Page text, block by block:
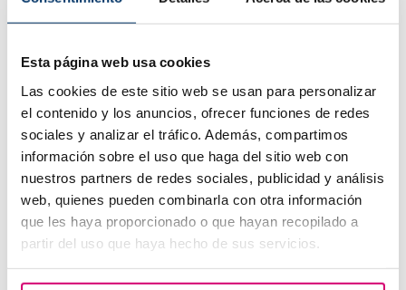
Esta página web usa cookies
Las cookies de este sitio web se usan para personalizar
el contenido y los anuncios, ofrecer funciones de redes
sociales y analizar el tráfico. Además, compartimos
información sobre el uso que haga del sitio web con
nuestros partners de redes sociales, publicidad y análisis
web, quienes pueden combinarla con otra información
que les haya proporcionado o que hayan recopilado a
partir del uso que haya hecho de sus servicios.
Quins són els valors que indiquen una baixa reserva
ovàrica?